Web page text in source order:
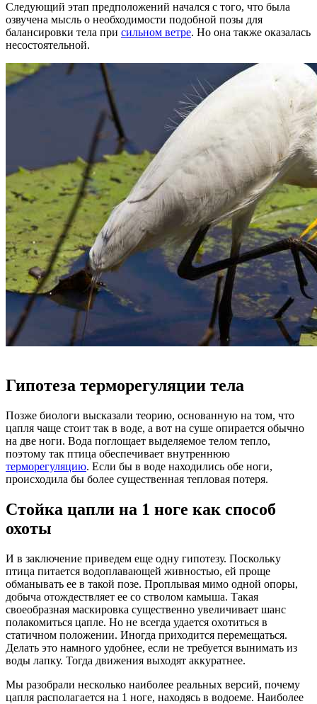
Следующий этап предположений начался с того, что была
озвучена мысль о необходимости подобной позы для
балансировки тела при сильном ветре. Но она также оказалась
несостоятельной.
Гипотеза терморегуляции тела
Позже биологи высказали теорию, основанную на том, что
цапля чаще стоит так в воде, а вот на суше опирается обычно
на две ноги. Вода поглощает выделяемое телом тепло,
поэтому так птица обеспечивает внутреннюю
терморегуляцию. Если бы в воде находились обе ноги,
происходила бы более существенная тепловая потеря.
Стойка цапли на 1 ноге как способ
охоты
И в заключение приведем еще одну гипотезу. Поскольку
птица питается водоплавающей живностью, ей проще
обманывать ее в такой позе. Проплывая мимо одной опоры,
добыча отождествляет ее со стволом камыша. Такая
своеобразная маскировка существенно увеличивает шанс
полакомиться цапле. Но не всегда удается охотиться в
статичном положении. Иногда приходится перемещаться.
Делать это намного удобнее, если не требуется вынимать из
воды лапку. Тогда движения выходят аккуратнее.
Мы разобрали несколько наиболее реальных версий, почему
цапля располагается на 1 ноге, находясь в водоеме. Наиболее